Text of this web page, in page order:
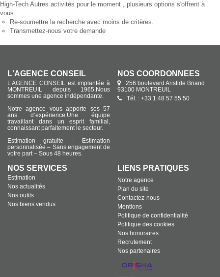
High-Tech Autres activités pour le moment , plusieurs options s'offrent à
vous :
Re-soumettre la recherche avec moins de critères.
Transmettez-nous votre demande
L'AGENCE CONSEIL
L’AGENCE CONSEIL est implantée à
MONTREUIL depuis 1965.Nous
sommes une agence indépendante.
Notre agence vous apporte ses 57
ans d’expérience.Une équipe
travaillant dans un esprit familial,
connaissant parfaitement le secteur.
Estimation gratuite – Estimation
personnalisée – Sans engagement de
votre part – Sous 48 heures.
NOS COORDONNÉES
256 boulevard Aristide Briand
93100 MONTREUIL
Tél. : +33 1 48 57 55 50
NOS SERVICES
Estimation
Nos actualités
Nos outils
Nos biens vendus
LIENS PRATIQUES
Notre agence
Plan du site
Contactez-nous
Mentions
Politique de confidentialité
Politique des cookies
Nos honoraires
Recrutement
Nos partenaires